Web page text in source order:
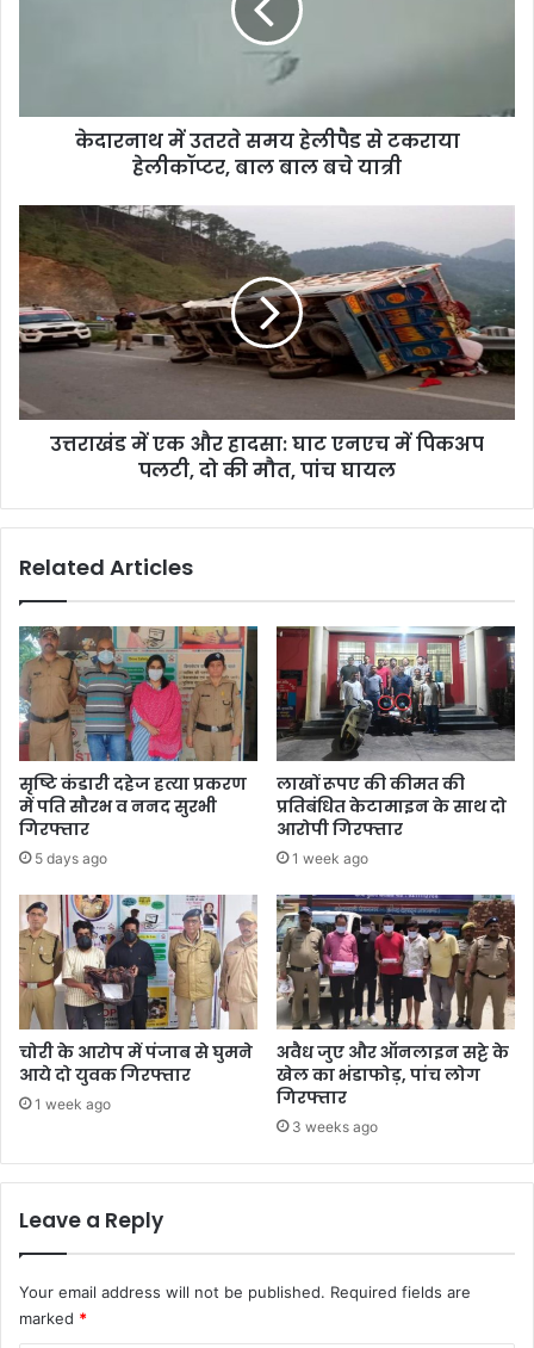
बाल
केदारनाथ में उतरते समय हेलीपैड से टकराया
हेलीकॉप्टर, बाल बाल बचे यात्री
उत्तराखंड
में
एक
और
हादसा:
घाट
पिकअप
पलटी,
घायल
उत्तराखंड में एक और हादसा: घाट एनएच में पिकअप
पलटी, दो की मौत, पांच घायल
Related Articles
सृष्टि कंडारी दहेज हत्या प्रकरण
में पति सौरभ व ननद सुरभी
गिरफ्तार
5 days ago
लाखों रूपए की कीमत की
प्रतिबंधित केटामाइन के साथ दो
आरोपी गिरफ्तार
1 week ago
चोरी के आरोप में पंजाब से घुमने
आये दो युवक गिरफ्तार
1 week ago
अवैध जुए और ऑनलाइन सट्टे के
खेल का भंडाफोड़, पांच लोग
गिरफ्तार
3 weeks ago
Leave a Reply
Your email address will not be published. Required fields are
marked *